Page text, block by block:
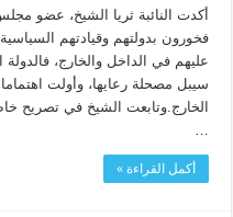
أكدت النائبة ثريا الشيخ، عضو
فخورون بدولتهم وقيادتهم
عليهم في الداخل والخارج،
سيبل مصحلة رعايها، وأولت
الخارج.وتابعت الشيخ في تصريح
أكمل القراءة »